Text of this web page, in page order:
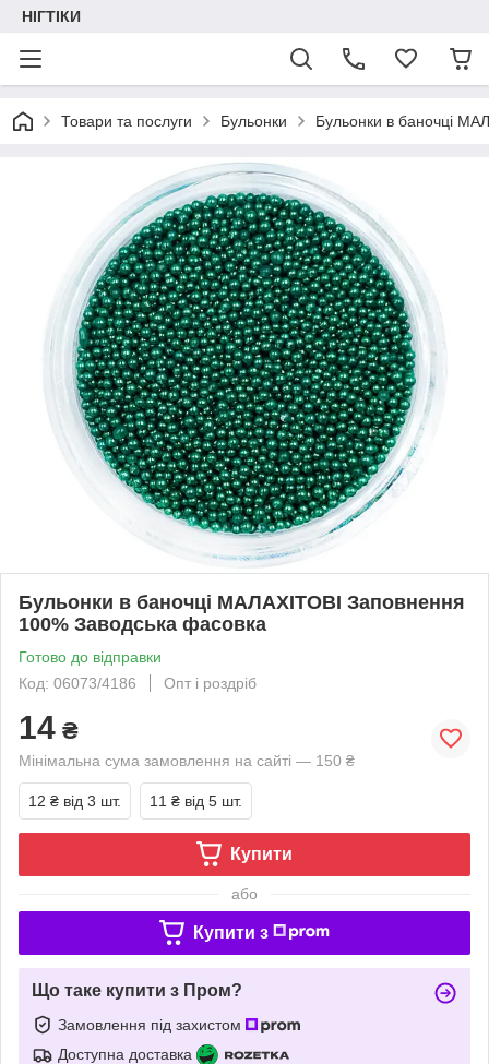
НІГТІКИ
Товари та послуги Бульонки Бульонки в баночці
Бульонки в баночці МАЛАХІТОВІ Заповнення
100% Заводська фасовка
Готово до відправки
Код: 06073/4186
Опт і роздріб
14 ₴
Мінімальна сума замовлення на сайті — 150 ₴
12 ₴ від 3 шт. 11 ₴ від 5 шт.
Купити
або
Купити з
Що таке купити з Пром?
Замовлення під захистом
Доступна доставка